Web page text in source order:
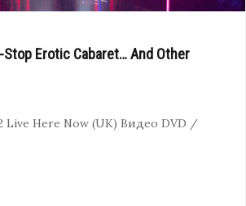
Erotic Cabaret… And Other
Live Here Now (UK) Видео DVD /